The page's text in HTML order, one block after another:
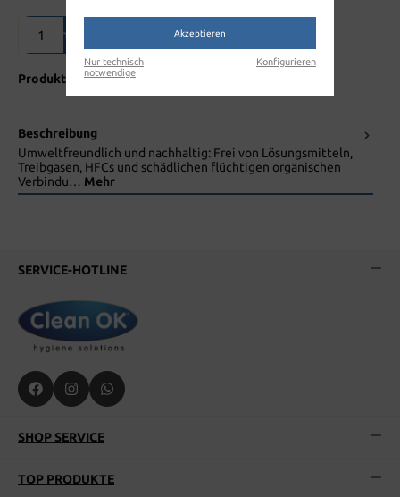
In den Warenkorb
Produktnummer:W520
Beschreibung
Umweltfreundlich und nachhaltig: Frei von Lösungsmitteln,
Treibgasen, HFCs und schädlichen flüchtigen organischen
Verbindu… Mehr
SERVICE-HOTLINE
SHOP SERVICE
TOP PRODUKTE
Akzeptieren
Nur technisch
notwendige
Konfigurieren